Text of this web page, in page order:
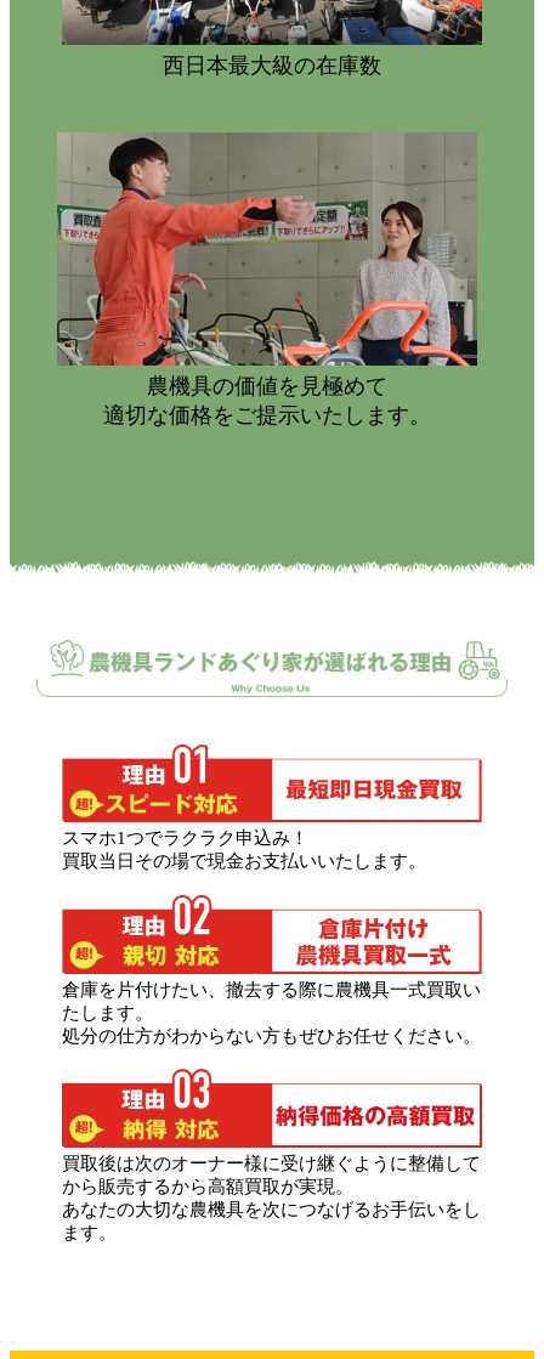
西日本最大級の在庫数
農機具の価値を見極めて
適切な価格をご提示いたします。
スマホ1つでラクラク申込み！
買取当日その場で現金お支払いいたします。
倉庫を片付けたい、撤去する際に農機具一式買取い
たします。
処分の仕方がわからない方もぜひお任せください。
買取後は次のオーナー様に受け継ぐように整備して
から販売するから高額買取が実現。
あなたの大切な農機具を次につなげるお手伝いをし
ます。